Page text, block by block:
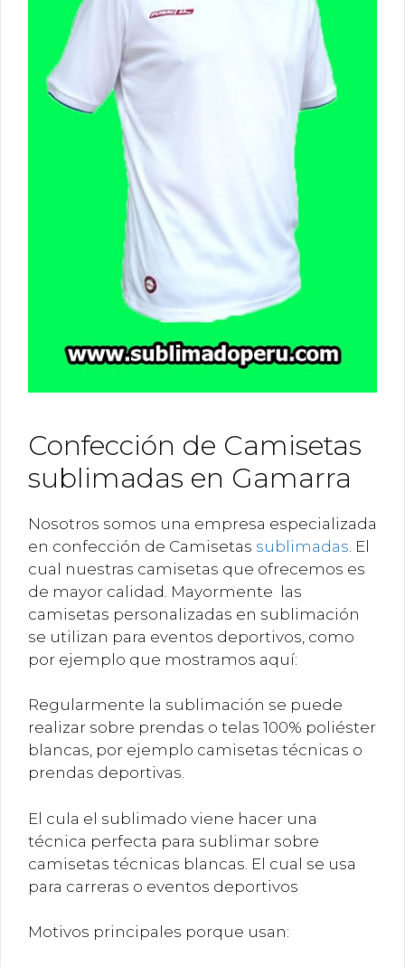
Confección de Camisetas
sublimadas en Gamarra
Nosotros somos una empresa especializada
en confección de Camisetas sublimadas . El
cual nuestras camisetas que ofrecemos es
de mayor calidad. Mayormente las
camisetas personalizadas en sublimación
se utilizan para eventos deportivos, como
por ejemplo que mostramos aquí:
Regularmente la sublimación se puede
realizar sobre prendas o telas 100% poliéster
blancas, por ejemplo camisetas técnicas o
prendas deportivas.
El cula el sublimado viene hacer una
técnica perfecta para sublimar sobre
camisetas técnicas blancas. El cual se usa
para carreras o eventos deportivos
Motivos principales porque usan: